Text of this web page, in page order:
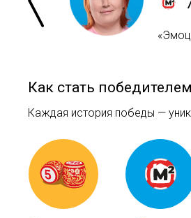
Как стать
Каждая история победы —